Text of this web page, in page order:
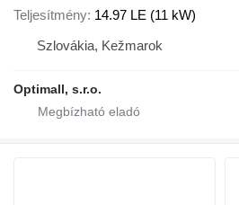
Teljesítmény 14.97 LE (11 kW)
Szlovákia, Kežmarok
Optimall, s.r.o.